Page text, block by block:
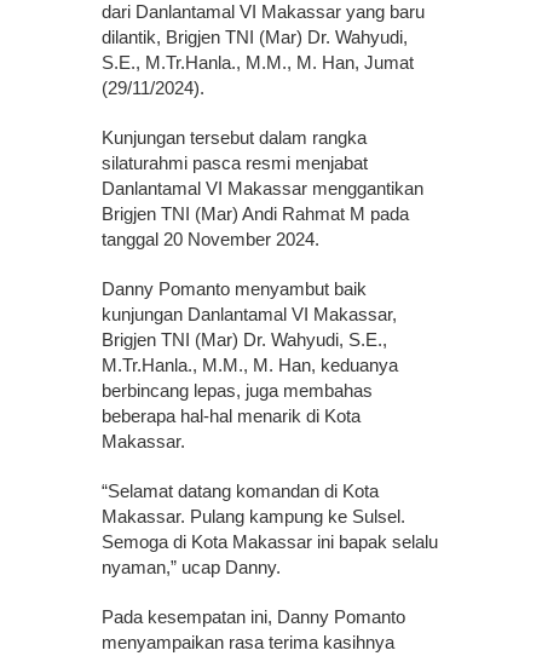
dari Danlantamal VI Makassar yang baru
dilantik, Brigjen TNI (Mar) Dr. Wahyudi,
S.E., M.Tr.Hanla., M.M., M. Han, Jumat
(29/11/2024).
Kunjungan tersebut dalam rangka
silaturahmi pasca resmi menjabat
Danlantamal VI Makassar menggantikan
Brigjen TNI (Mar) Andi Rahmat M pada
tanggal 20 November 2024.
Danny Pomanto menyambut baik
kunjungan Danlantamal VI Makassar,
Brigjen TNI (Mar) Dr. Wahyudi, S.E.,
M.Tr.Hanla., M.M., M. Han, keduanya
berbincang lepas, juga membahas
beberapa hal-hal menarik di Kota
Makassar.
“Selamat datang komandan di Kota
Makassar. Pulang kampung ke Sulsel.
Semoga di Kota Makassar ini bapak selalu
nyaman,” ucap Danny.
Pada kesempatan ini, Danny Pomanto
menyampaikan rasa terima kasihnya